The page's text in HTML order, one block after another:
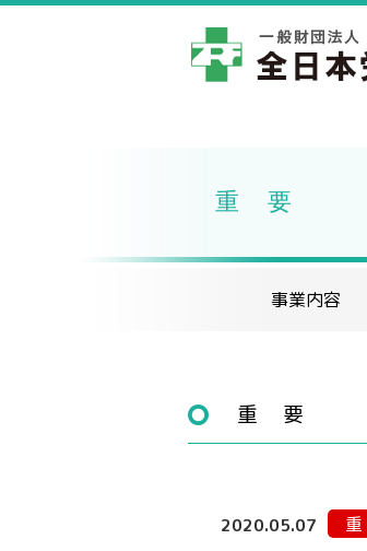
重 要
事業内容
重 要
2020.05.07